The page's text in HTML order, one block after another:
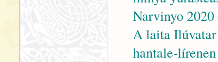
Narvinyo
A laita Ilúvatar
hantale-